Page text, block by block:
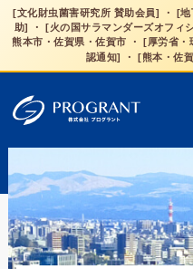
[文化財虫菌害研究所 賛助会員] ・ [
助] ・ [火の国サラマンダーズオフィ
熊本市・佐賀県・佐賀市 ・ [厚労省・
認通知] ・ [熊本・佐